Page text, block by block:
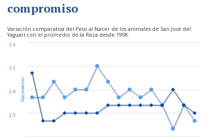
compromiso
Variación comparativa del Peso al Nacer de los animales de San José del
Yaguarí con el promedio de la Raza desde 1998.
1.5
1.8
2.1
2.4
Nacimiento